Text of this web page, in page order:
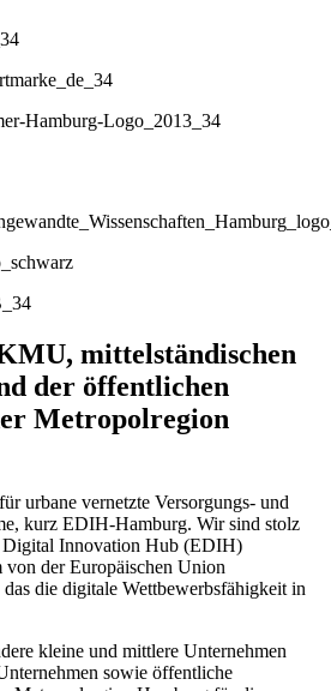
mittelständischen
der öffentlichen
Metropolregion
urbane vernetzte Versorgungs- und
kurz EDIH-Hamburg. Wir sind stolz
Digital Innovation Hub (EDIH)
von der Europäischen Union
die digitale Wettbewerbsfähigkeit in
kleine und mittlere Unternehmen
sowie öffentliche